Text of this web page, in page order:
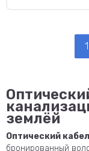
1
землёй
Оптический
бронированный